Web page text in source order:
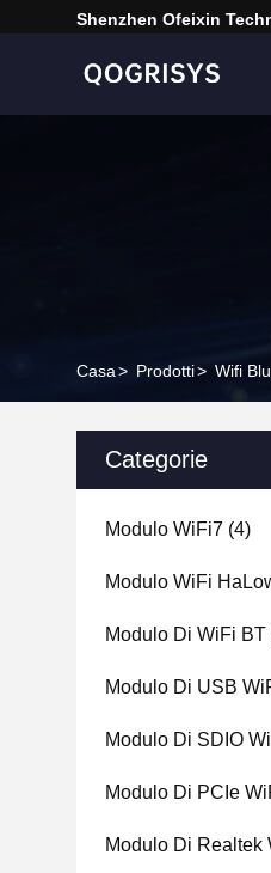
Shenzhen Ofeixin
Casa> Prodotti> Wifi
Categorie
Modulo WiFi7 (4)
Modulo WiFi
Modulo Di WiFi BT
Modulo Di USB
Modulo Di SDIO
Modulo Di PCIe
Modulo Di Realtek